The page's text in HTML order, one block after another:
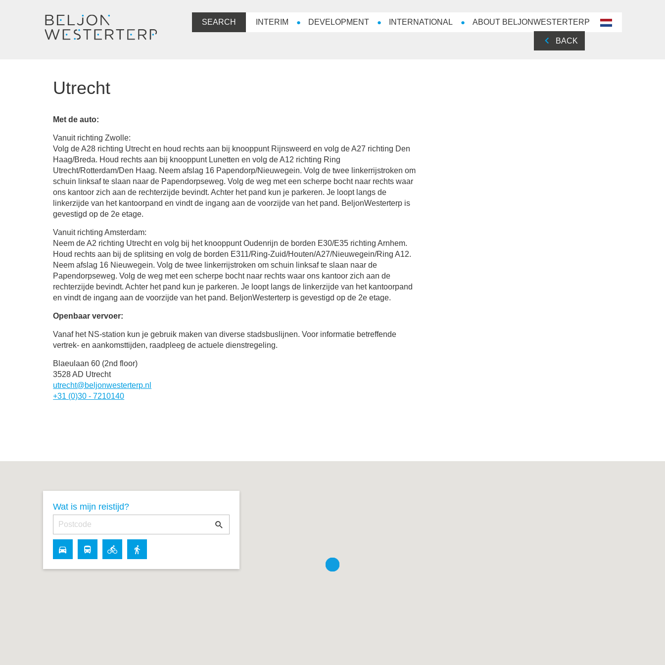
SEARCH INTERIM DEVELOPMENT INTERNATIONAL ABOUT BELJONWESTERTERP
nl-
BACK
Utrecht
Met de auto:
Vanuit richting Zwolle:
Volg de A28 richting Utrecht en houd rechts aan bij knooppunt Rijnsweerd en volg de A27 richting Den
Haag/Breda. Houd rechts aan bij knooppunt Lunetten en volg de A12 richting Ring
Utrecht/Rotterdam/Den Haag. Neem afslag 16 Papendorp/Nieuwegein. Volg de twee linkerrijstroken om
schuin linksaf te slaan naar de Papendorpseweg. Volg de weg met een scherpe bocht naar rechts waar
ons kantoor zich aan de rechterzijde bevindt. Achter het pand kun je parkeren. Je loopt langs de
linkerzijde van het kantoorpand en vindt de ingang aan de voorzijde van het pand. BeljonWesterterp is
gevestigd op de 2e etage.
Vanuit richting Amsterdam:
Neem de A2 richting Utrecht en volg bij het knooppunt Oudenrijn de borden E30/E35 richting Arnhem.
Houd rechts aan bij de splitsing en volg de borden E311/Ring-Zuid/Houten/A27/Nieuwegein/Ring A12.
Neem afslag 16 Nieuwegein. Volg de twee linkerrijstroken om schuin linksaf te slaan naar de
Papendorpseweg. Volg de weg met een scherpe bocht naar rechts waar ons kantoor zich aan de
rechterzijde bevindt. Achter het pand kun je parkeren. Je loopt langs de linkerzijde van het kantoorpand
en vindt de ingang aan de voorzijde van het pand. BeljonWesterterp is gevestigd op de 2e etage.
Openbaar vervoer:
Vanaf het NS-station kun je gebruik maken van diverse stadsbuslijnen. Voor informatie betreffende
vertrek- en aankomsttijden, raadpleeg de actuele dienstregeling.​
Blaeulaan 60 (2nd floor)
3528 AD Utrecht
utrecht@beljonwesterterp.nl
+31 (0)30 - 7210140
Wat is mijn reistijd?